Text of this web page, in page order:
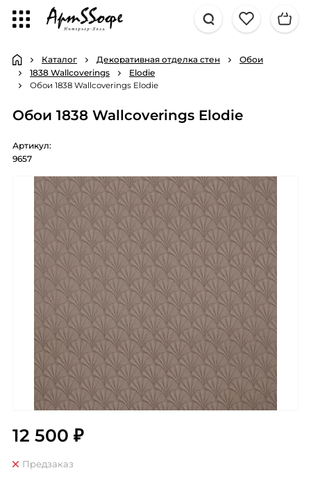
Каталог Декоративная отделка стен
Обои
1838 Wallcoverings
Elodie
Обои 1838 Wallcoverings Elodie
Обои 1838 Wallcoverings Elodie
Артикул:
9657
12 500 ₽
Предзаказ